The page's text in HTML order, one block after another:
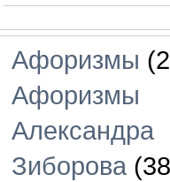
Афоризмы
Афоризмы
Александра
Зиборова